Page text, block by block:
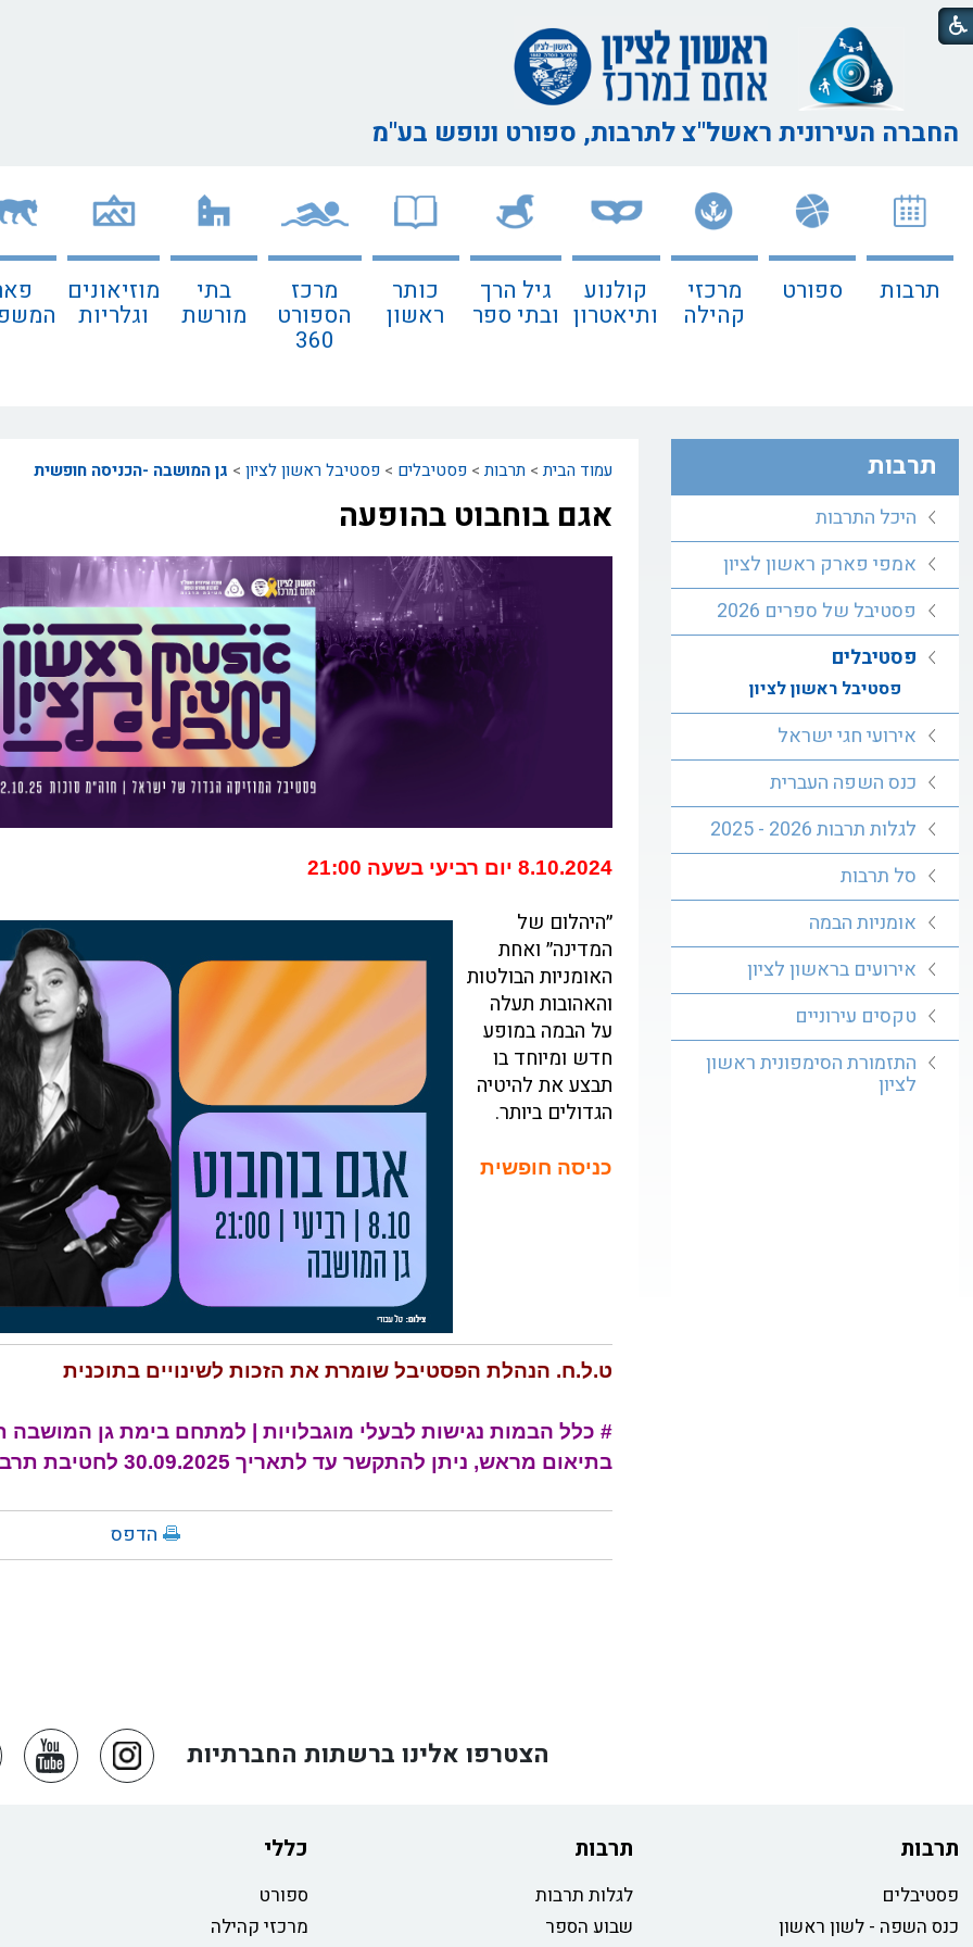
החברה העירונית ראשל"צלתרבות, ספורט ונופש בע"מ
תרבות ספורט מרכזי
קהילה
קולנוע
ותיאטרון
גיל הרך
ובתי ספר
כותר
ראשון
מרכז
הספורט
360
בתי
מורשת
מוזיאונים
וגלריות
עמוד הבית >תרבות >פסטיבלים >פסטיבל ראשון לציון > גן המושבה -הכניסה חופשית
אגם בוחבוט בהופעה
8.10.2024 יום רביעי בשעה 21:00
״היהלום של
המדינה״ ואחת
האומניות הבולטות
והאהובות תעלה
על הבמה במופע
חדש ומיוחד בו
תבצע את להיטיה
הגדולים ביותר.
כניסה חופשית
ט.ל.ח. הנהלת הפסטיבל שומרת את הזכות לשינויים בתוכנית
# כלל הבמות נגישות לבעלי מוגבלויות | למתחם בימת גן המושבה
בתיאום מראש, ניתן להתקשר עד לתאריך 30.09.2025 לחטיבת תרבות - אלינור 03-9484822
הדפס
תרבות
היכל התרבות
אמפי פארק ראשון לציון
פסטיבל של ספרים 2026
פסטיבלים
פסטיבל ראשון לציון
אירועי חגי ישראל
כנס השפה העברית
לגלות תרבות 2026 - 2025
סל תרבות
אומניות הבמה
אירועים בראשון לציון
טקסים עירוניים
התזמורת הסימפונית ראשון
לציון
הצטרפו אלינו ברשתות החברתיות
תרבות
פסטיבלים
כנס השפה - לשון ראשון
תרבות
לגלות תרבות
שבוע הספר
כללי
ספורט
מרכזי קהילה